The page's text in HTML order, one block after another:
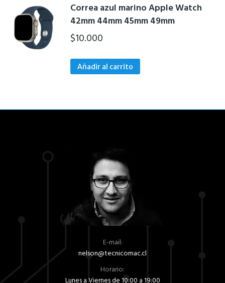
Correa azul marino Apple Watch
42mm 44mm 45mm 49mm
$10.000
Añadir al carrito
E-mail:
nelson@tecnicomac.cl
Horario: